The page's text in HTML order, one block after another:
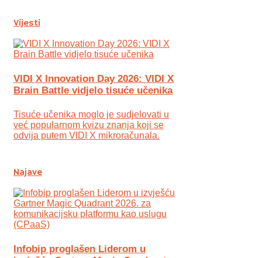
Vijesti
VIDI X Innovation Day 2026: VIDI X
Brain Battle vidjelo tisuće učenika
Tisuće učenika moglo je sudjelovati u
već popularnom kvizu znanja koji se
odvija putem VIDI X mikroračunala.
Najave
Infobip proglašen Liderom u